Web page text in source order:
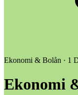
Ekonomi & Bolån · 1
Ekonomi